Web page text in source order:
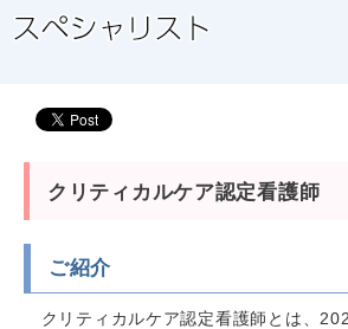
クリティカルケア認定看護師
ご紹介
クリティカルケア認定看護師とは、